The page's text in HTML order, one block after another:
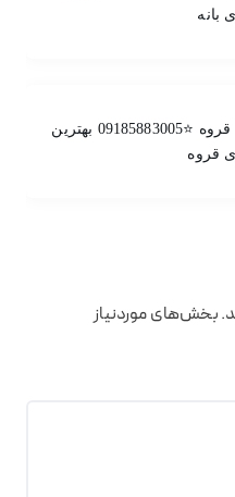
بانه
لیست باربری های قروه ⭐️09185883005 بهترین
قروه
بخش‌های موردنیاز